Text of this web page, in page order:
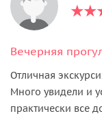
Отличная
Много увидели и
практически все